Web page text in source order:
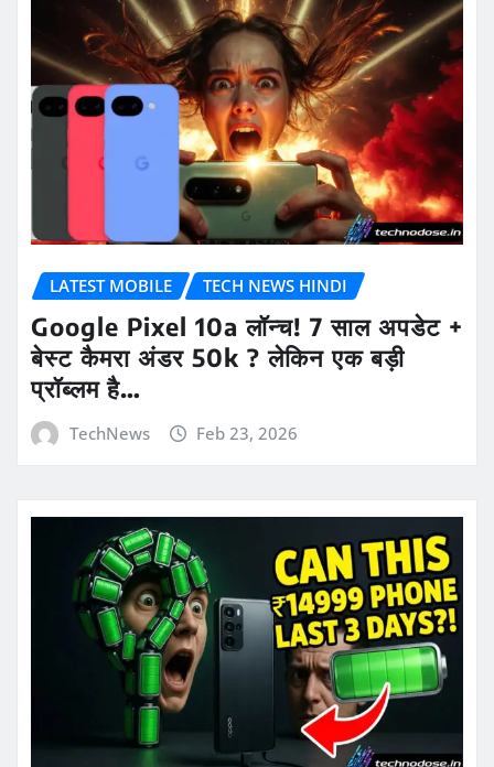
LATEST MOBILE TECH NEWS HINDI
Google Pixel 10a लॉन्च! 7 साल अपडेट +
बेस्ट कैमरा अंडर 50k ? लेकिन एक बड़ी
प्रॉब्लम है…
TechNews Feb 23, 2026